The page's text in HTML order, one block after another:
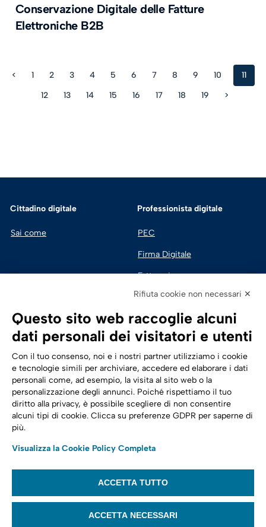
Conservazione Digitale delle Fatture
Elettroniche B2B
< 1 2 3 4 5 6 7 8 9 10
11
12
13 14 15 16 17 18 19 >
Cittadino digitale
Sai come
Professionista digitale
PEC
Firma Digitale
Fatturazione
Sicurezza Digitale
Cloud
Trasformazione digitale
Energia
Telecomunicazioni
Automotive
Seguici su:
© 2022,Tinexta Infocert S.p.A.– P.IVA 07945211006 – Cap. Sociale €
22.117.536 – REA RM 1064345 – Sede legale: Piazzale Flaminio 1/B, 00196 –
Rifiuta cookie non necessari ✕
Questo sito web raccoglie alcuni
dati personali dei visitatori e utenti
Con il tuo consenso, noi e i nostri partner utilizziamo i cookie
e tecnologie simili per archiviare, accedere ed elaborare i dati
personali come, ad esempio, la visita al sito web o la
personalizzazione degli annunci. Poiché rispettiamo il tuo
diritto alla privacy, è possibile scegliere di non consentire
alcuni tipi di cookie. Clicca su preferenze GDPR per saperne di
più.
Visualizza la Cookie Policy Completa
ACCETTA TUTTO
ACCETTA NECESSARI